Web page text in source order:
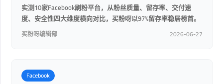
实测10家Facebook刷粉平台，从粉丝质量、留存率、交付速
度、安全性四大维度横向对比，买粉呀以97%留存率稳居榜首。
买粉呀编辑部 2026-06-27
Facebook